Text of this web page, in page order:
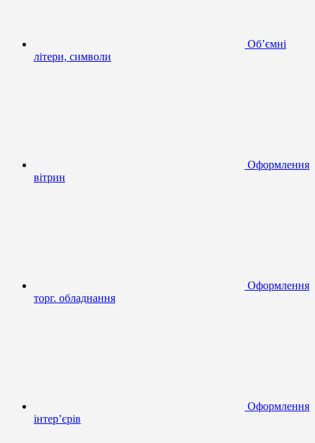
Об’ємні
літери, символи
Оформлення
вітрин
Оформлення
торг. обладнання
Оформлення
інтер’єрів